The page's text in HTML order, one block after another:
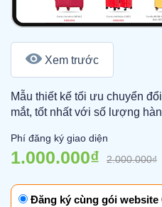
Xem trước
Mẫu thiết kế tối ưu chuyển
mắt, tốt nhất với số lượng
Phí đăng ký giao diện
1.000.000₫ 2.000.000₫
Đăng ký cùng gói website